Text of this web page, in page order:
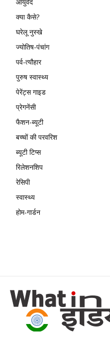
क्या कैसे?
घरेलू नुस्खे
ज्योतिष-पंचांग
पर्व-त्यौहार
पुरुष स्वास्थ्य
पेरेंट्स गाइड
प्रेगनेंसी
फैशन-ब्यूटी
बच्चों की परवरिश
ब्यूटी टिप्स
रिलेशनशिप
रेसिपी
स्वास्थ्य
होम-गार्डन